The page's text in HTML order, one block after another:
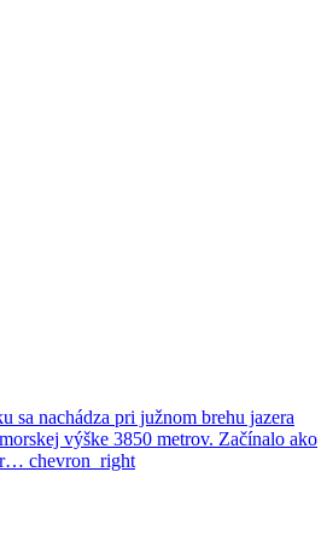
sa nachádza pri južnom brehu jazera
výške 3850 metrov. Začínalo ako
chevron_right